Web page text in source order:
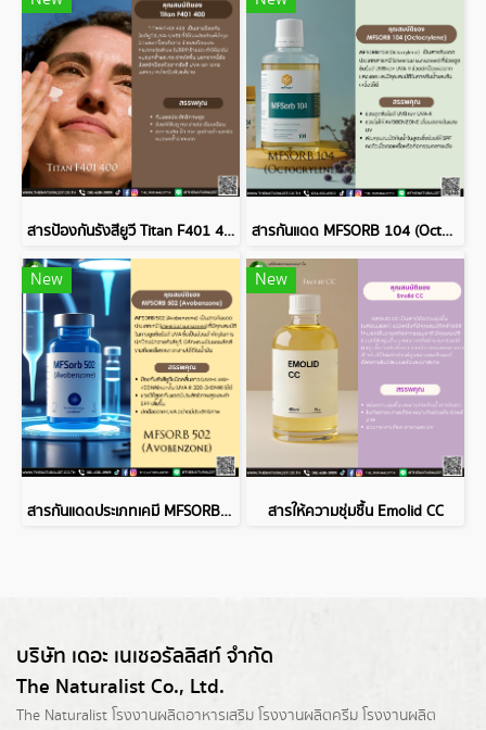
สารป้องกันรังสียูวี Titan F401 400 สารกันแดด MFSORB 104 (Octocrylene)
New
สารกันแดดประเภทเคมี MFSORB 502 (Avobenzone)
New
สารให้ความชุ่มชื้น Emolid CC
บริษัท เดอะ เนเชอรัลลิสท์ จำกัด
The Naturalist Co., Ltd.
The Naturalist โรงงานผลิตอาหารเสริม โรงงานผลิตครีม โรงงานผลิต